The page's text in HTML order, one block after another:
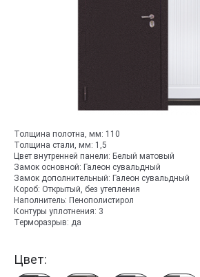
Толщина полотна, мм: 110
Толщина стали, мм: 1,5
Цвет внутренней панели: Белый матовый
Замок основной: Галеон сувальдный
Замок дополнительный: Галеон сувальдный
Короб: Открытый, без утепления
Наполнитель: Пенополистирол
Контуры уплотнения: 3
Терморазрыв: да
Цвет: